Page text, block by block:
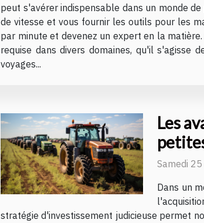
peut s'avérer indispensable dans un monde
de vitesse et vous fournir les outils pour les
par minute et devenez un expert en la
requise dans divers domaines, qu'il s'agisse
voyages...
Les
Samedi
Dans un
stratégie d'investissement judicieuse permet